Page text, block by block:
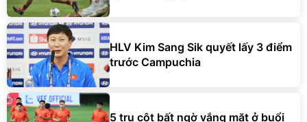
HLV Kim Sang Sik quyết lấy 3 điểm
trước Campuchia
5 trụ cột bất ngờ vắng mặt ở buổi